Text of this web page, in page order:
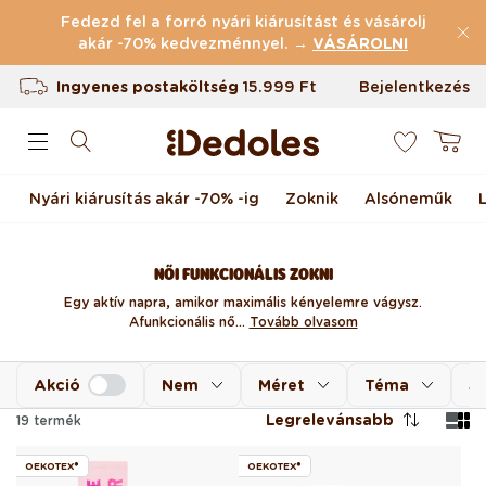
Ugrás a tartalomhoz
Fedezd fel a forró nyári kiárusítást és vásárolj
akár -70% kedvezménnyel. → VÁSÁROLNI
Ingyenes postaköltség15.999 Ft
Termékvisszaküldés 100 napig
Egyedi design nálunk készült
Bejelentkezés
Kosár
Nyári kiárusítás akár -70% -ig Zoknik Alsóneműk
NŐI FUNKCIONÁLIS ZOKNI
Egy aktív napra, amikor maximális kényelemre vágysz.
A funkcionális nő... Tovább olvasom
Nem Méret Téma
Akció
19 termék Legrelevánsabb
OEKOTEX® OEKOTEX®